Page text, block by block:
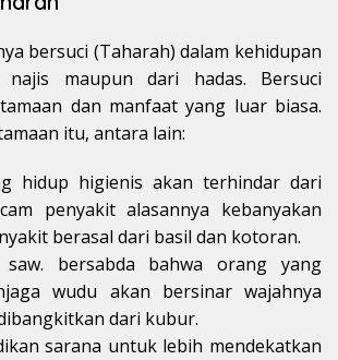
bersuci (Taharah) dalam kehidupan
maupun dari hadas. Bersuci
dan manfaat yang luar biasa.
itu, antara lain:
hidup higienis akan terhindar dari
penyakit alasannya kebanyakan
berasal dari basil dan kotoran.
saw. bersabda bahwa orang yang
wudu akan bersinar wajahnya
dari kubur.
sarana untuk lebih mendekatkan